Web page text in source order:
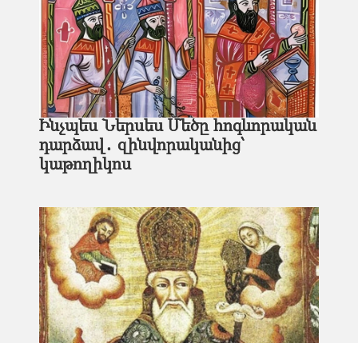
Ինչպես Ներսես Մեծը հոգևորական
դարձավ․ զինվորականից՝
կաթողիկոս